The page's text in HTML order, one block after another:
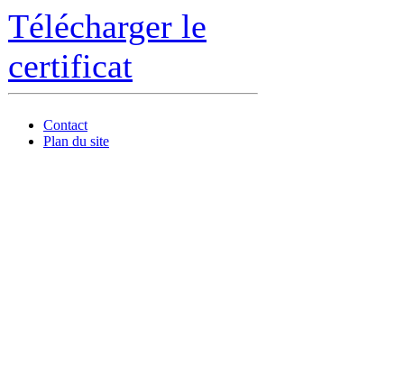
Télécharger le
certificat
Contact
Plan du site